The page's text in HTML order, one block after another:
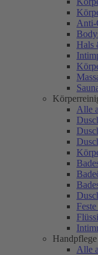
Anti-
Hals
Alle
Handpflege
Alle